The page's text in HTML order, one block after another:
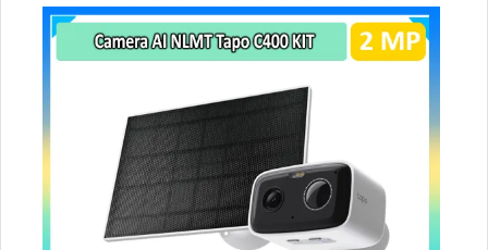
thú cưng, phương tiện, lưu trữ thẻ microSD tối đa 512
GB.